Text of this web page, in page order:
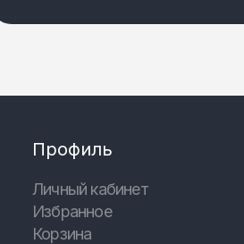
Профиль
Личный кабинет
Избранное
Корзина